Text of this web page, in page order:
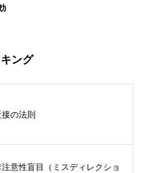
ング
の法則
注意性盲目（ミスディレクショ